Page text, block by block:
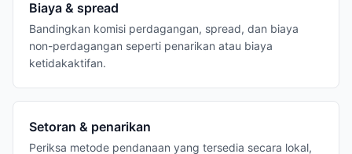
Biaya & spread
Bandingkan komisi perdagangan, spread, dan biaya
non-perdagangan seperti penarikan atau biaya
ketidakaktifan.
Setoran & penarikan
Periksa metode pendanaan yang tersedia secara lokal,